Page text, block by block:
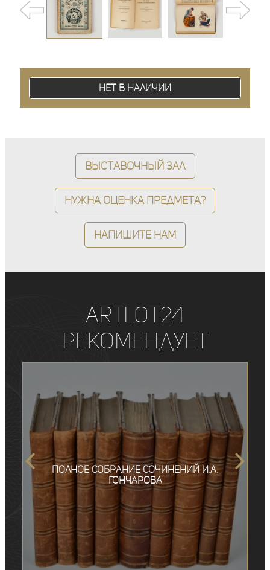
Нет в наличии
Выставочный зал
Нужна оценка предмета?
Напишите нам
ArtLot24
рекомендует
Полное собрание сочинений И.А.
Гончарова